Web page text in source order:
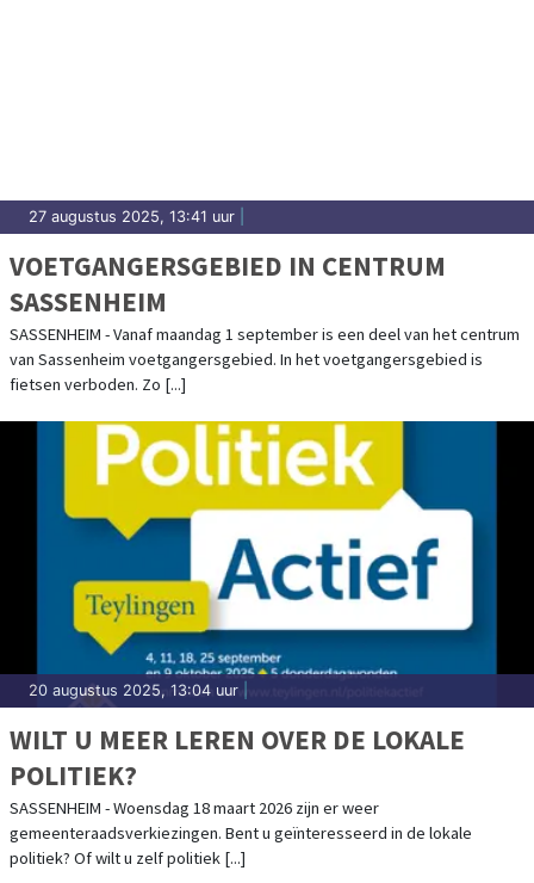
27 augustus 2025, 13:41 uur
VOETGANGERSGEBIED IN CENTRUM
SASSENHEIM
SASSENHEIM - Vanaf maandag 1 september is een deel van het centrum
van Sassenheim voetgangersgebied. In het voetgangersgebied is
fietsen verboden. Zo [...]
20 augustus 2025, 13:04 uur
WILT U MEER LEREN OVER DE LOKALE
POLITIEK?
SASSENHEIM - Woensdag 18 maart 2026 zijn er weer
gemeenteraadsverkiezingen. Bent u geïnteresseerd in de lokale
politiek? Of wilt u zelf politiek [...]